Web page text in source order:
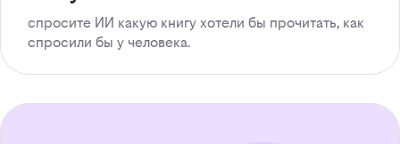
спросите ИИ какую книгу хотели бы прочитать, как
спросили бы у человека.